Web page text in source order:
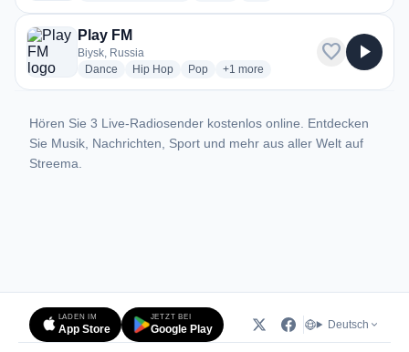
Play FM
Biysk, Russia
Dance radio stations
Hip Hopradio stations
Popradio stations
+1 more genres for Play FM
more
favorite play_arrow
Hören Sie 3 Live-Radiosender kostenlos online. Entdecken
Sie Musik, Nachrichten, Sport und mehr aus aller Welt auf
Streema.
LADEN IM
App Store
JETZT BEI
Google Play Deutsch